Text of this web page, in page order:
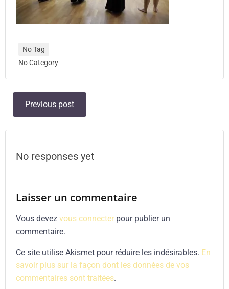
No Tag
No Category
Post
navigation
Previous post
No responses yet
Laisser un commentaire
Vous devez vous connecter pour publier un
commentaire.
Ce site utilise Akismet pour réduire les indésirables. En
savoir plus sur la façon dont les données de vos
commentaires sont traitées.